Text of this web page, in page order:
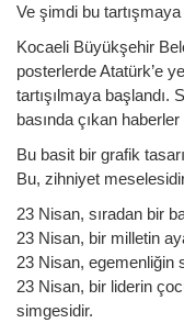
Ve şimdi bu
Kocaeli Büyükşehir
posterlerde Atatürk’e
tartışılmaya başlandı.
basında çıkan
Bu basit bir grafik
Bu, zihniyet
23 Nisan, sıradan bir
23 Nisan, bir milletin
23 Nisan, egemenliğin
23 Nisan, bir liderin
simgesidir.